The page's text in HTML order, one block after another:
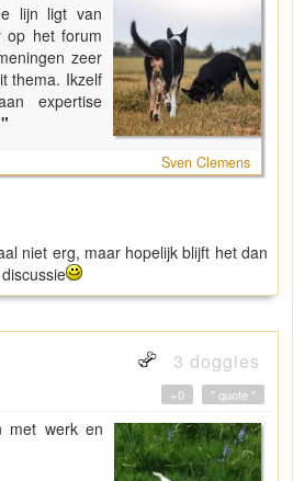
lijn ligt van
op het forum
zeer
thema. Ikzelf
expertise
"
Sven Clemens
niet erg, maar hopelijk blijft het dan
3 doggies
" quote "
+0
met werk en